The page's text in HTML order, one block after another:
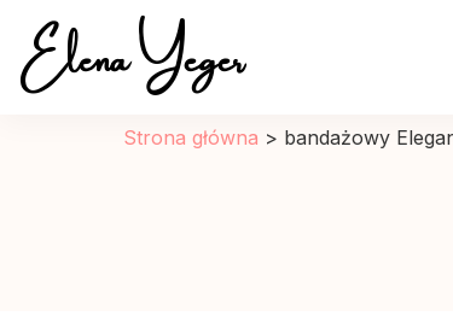
Elena Yeger
Sklep internetowy odziez damska
Strona główna > bandażowy